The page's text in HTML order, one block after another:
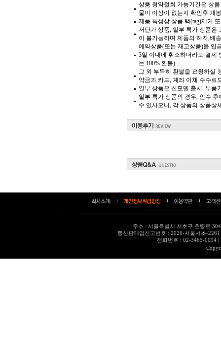
상품 청약철회 가능기간은 상
물이 이상이 없는지 확인후 개
제품 특성상 상품 택(tag)제거
저단가 상품, 일부 특가 상품은
이 불가능하며 제품의 하자,배
예약상품(또는 재고상품)을 입
3일 이내에 취소하더라도 결제
는 100% 환불)
그 외 부득히 환불을 요청하실
약금과 카드, 계좌 이체 수수료
일부 상품은 신모델 출시, 부품
일부 특가 상품의 경우, 인수
수 있사오니, 각 상품의 상품상
주소 : 서울특별시 서초구 효령로
통신판매업신고번호 : 2026-서울서초-2261
전화번호 : 02-3465-0094 |